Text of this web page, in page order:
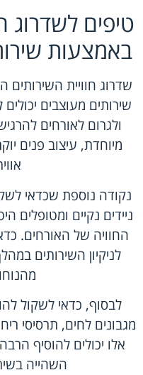
טיפים לשדרוג
באמצעות
שדרוג חוויית השירותים
שירותים מעוצבים
ולגרום לאורחים
מיוחדת, עיצוב פנים
נקודה נוספת שכדאי
ניידים נקיים ומטופלים
החוויה של האורחים.
לניקיון השירותים
לבסוף, כדאי לשקול
מגבונים לחים, תרסיסי
אלו יכולים להוסיף
השהייה